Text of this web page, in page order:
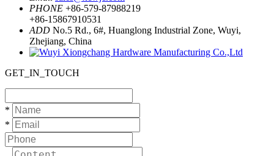
PHONE +86-579-87988219
+86-15867910531
ADD No.5 Rd., 6#, Huanglong Industrial Zone, Wuyi,
Zhejiang, China
GET_IN_TOUCH
*
*